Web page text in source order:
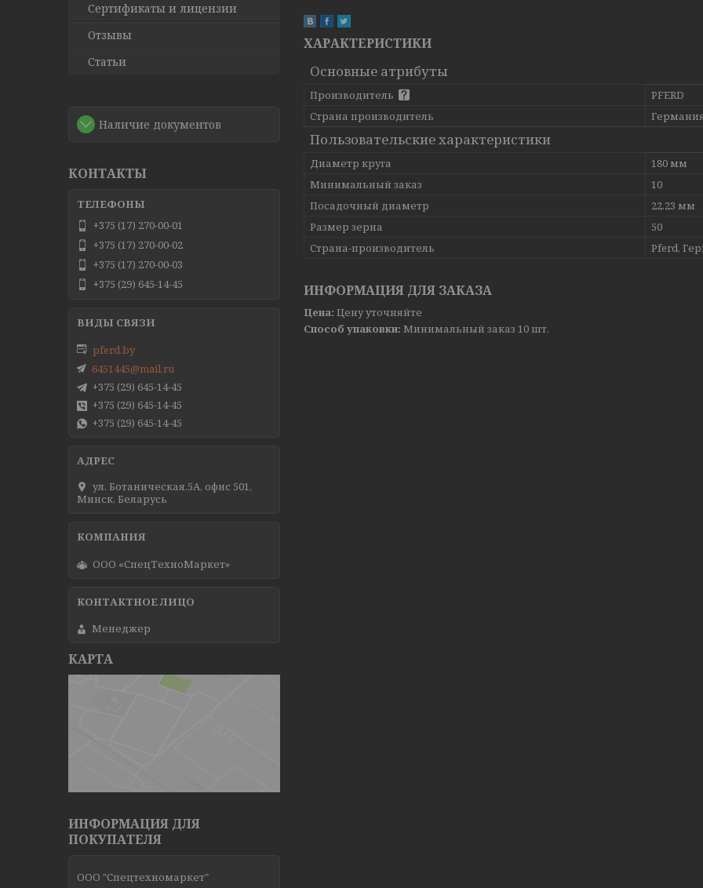
ХАРАКТЕРИСТИКИ
Основные атрибуты
Производитель
PFERD
Страна производитель
Пользовательские характеристики
Диаметр круга
180 мм
Минимальный заказ
10
Посадочный диаметр
22.23 мм
Размер зерна
50
Страна-производитель
Pferd,
ИНФОРМАЦИЯ ДЛЯ ЗАКАЗА
Цена: Цену уточняйте
Способ упаковки: Минимальный заказ 10 шт.
Сертификаты и лицензии
Отзывы
Статьи
Наличие документов
КОНТАКТЫ
+375 (17) 270-00-01
+375 (17) 270-00-02
+375 (17) 270-00-03
+375 (29) 645-14-45
pferd.by
6451445@mail.ru
+375 (29) 645-14-45
+375 (29) 645-14-45
+375 (29) 645-14-45
ул. Ботаническая,5А, офис 501,
Минск, Беларусь
ООО «СпецТехноМаркет»
Менеджер
КАРТА
ИНФОРМАЦИЯ ДЛЯ
ПОКУПАТЕЛЯ
ООО "Спецтехномаркет"